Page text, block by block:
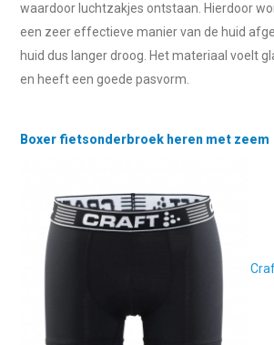
waardoor luchtzakjes ontstaan. Hierdoor
een zeer effectieve manier van de huid
huid dus langer droog. Het materiaal voelt
en heeft een goede pasvorm.
Boxer fietsonderbroek heren met zeem